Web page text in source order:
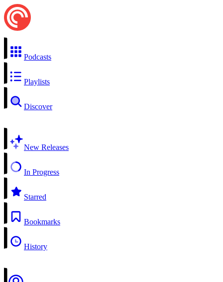
Podcasts
Playlists
Discover
New Releases
In Progress
Starred
Bookmarks
History